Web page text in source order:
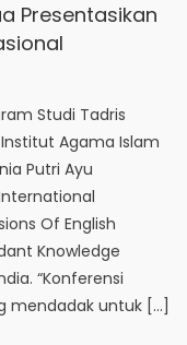
Presentasikan
Studi Tadris
Agama Islam
Putri Ayu
Of English
Knowledge
“Konferensi
mendadak untuk […]